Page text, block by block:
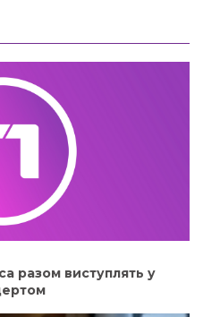
разом виступлять у